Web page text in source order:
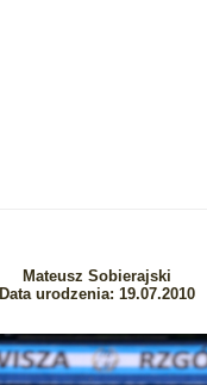
Mateusz Sobierajski
Data urodzenia: 19.07.2010